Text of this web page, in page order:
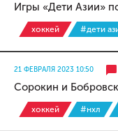
Игры «Дети Азии»
хоккей #дети
21 ФЕВРАЛЯ 2023 10:50
Сорокин и
хоккей #нхл